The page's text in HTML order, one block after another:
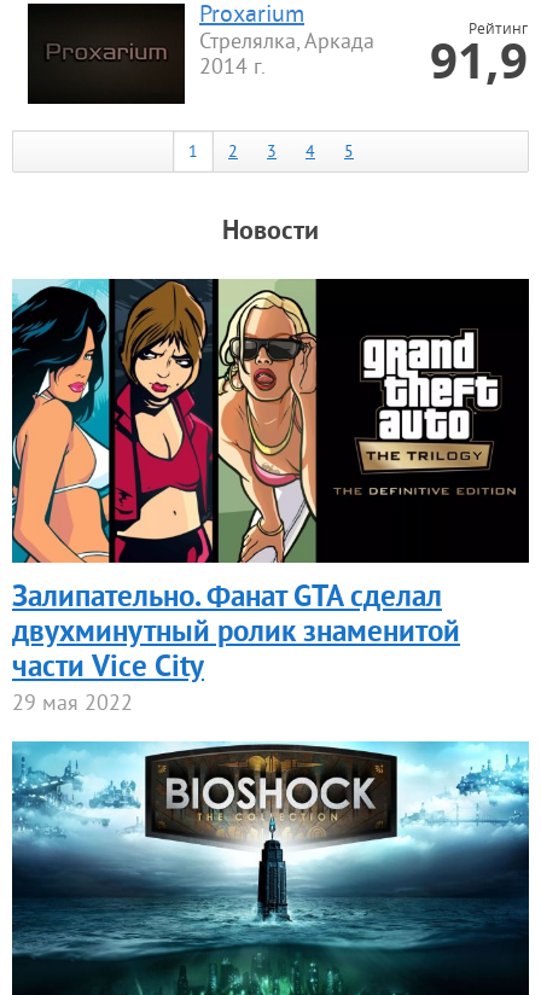
Proxarium
Стрелялка, Аркада
2014 г.
Рейтинг
91,9
1 2 3 4 5
Новости
Залипательно. Фанат GTA сделал
двухминутный ролик знаменитой
части Vice City
29 мая 2022